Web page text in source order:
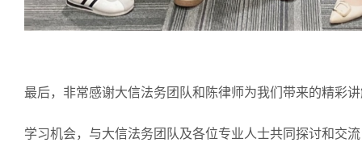
最后，非常感谢大信法务团队和陈律师为我们带来的精彩
学习机会，与大信法务团队及各位专业人士共同探讨和交